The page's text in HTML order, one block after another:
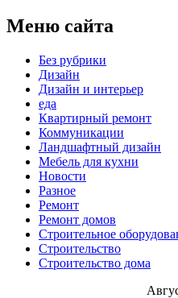
Меню сайта
Без рубрики
Дизайн
Дизайн и интерьер
еда
Квартирный ремонт
Коммуникации
Ландшафтный дизайн
Мебель для кухни
Новости
Разное
Ремонт
Ремонт домов
Строительное
Строительство
Строительство дома